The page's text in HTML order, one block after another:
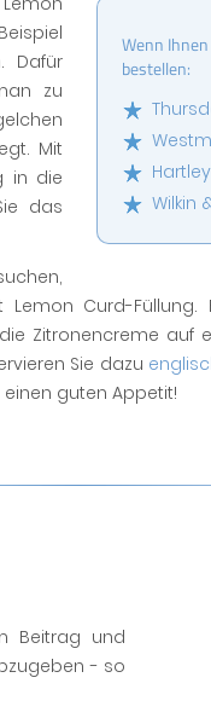
Wenn
bestellen:
Wilkin
Dafür
zu
Mit
in die
das
Curd-Füllung.
Zitronencreme auf
Sie dazu
guten Appetit!
Beitrag und
- so